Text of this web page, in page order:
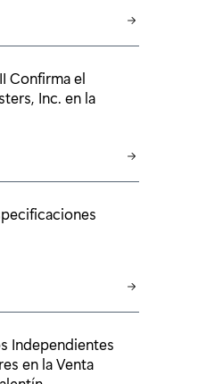
Confirma el
Inc. en la
Independientes
en la Venta